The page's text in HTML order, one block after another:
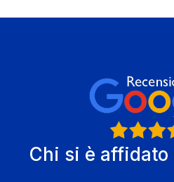
Chi si è affidato